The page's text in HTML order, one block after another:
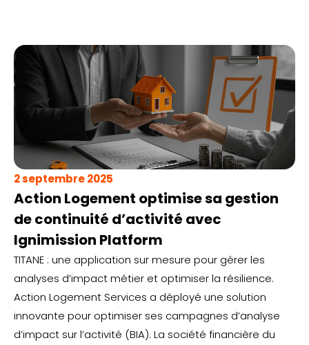
2 septembre 2025
Action Logement optimise sa gestion
de continuité d’activité avec
Ignimission Platform
TITANE : une application sur mesure pour gérer les
analyses d’impact métier et optimiser la résilience.
Action Logement Services a déployé une solution
innovante pour optimiser ses campagnes d’analyse
d’impact sur l’activité (BIA). La société financière du